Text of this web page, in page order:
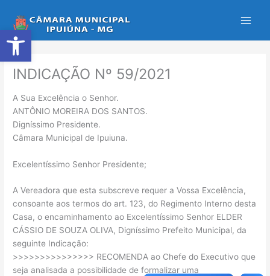
Abrir a barra de ferramentas
para
o
conteúdo
INDICAÇÃO Nº 59/2021
A Sua Excelência o Senhor.
ANTÔNIO MOREIRA DOS SANTOS.
Digníssimo Presidente.
Câmara Municipal de Ipuiuna.
Excelentíssimo Senhor Presidente;
A Vereadora que esta subscreve requer a Vossa Excelência,
consoante aos termos do art. 123, do Regimento Interno desta
Casa, o encaminhamento ao Excelentíssimo Senhor ELDER
CÁSSIO DE SOUZA OLIVA, Digníssimo Prefeito Municipal, da
seguinte Indicação:
>>>>>>>>>>>>>>> RECOMENDA ao Chefe do Executivo que
seja analisada a possibilidade de formalizar uma